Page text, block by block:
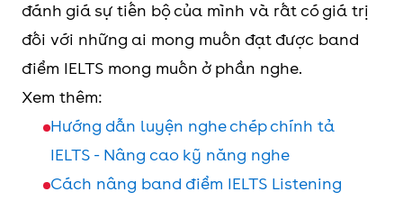
đánh giá sự tiến bộ của mình và rất có giá trị
đối với những ai mong muốn đạt được band
điểm IELTS mong muốn ở phần nghe.
Xem thêm:
Hướng dẫn luyện nghe chép chính tả
IELTS - Nâng cao kỹ năng nghe
Cách nâng band điểm IELTS Listening